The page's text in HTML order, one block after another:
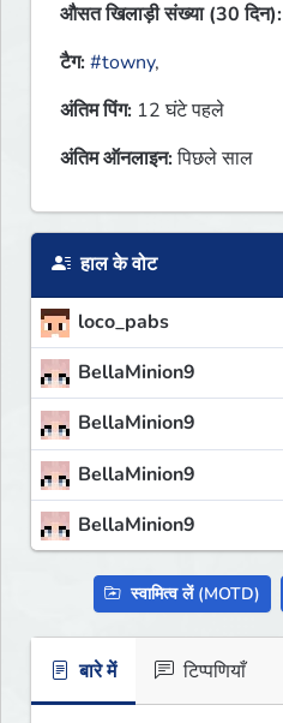
औसत खिलाड़ी संख्या (30 दिन):
टैग:#towny,
अंतिम पिंग: 12 घंटे पहले
अंतिम ऑनलाइन:पिछले साल
हाल के वोट
loco_pabs
BellaMinion9
BellaMinion9
BellaMinion9
BellaMinion9
स्वामित्व लें (MOTD)
बारे में टिप्पणियाँ